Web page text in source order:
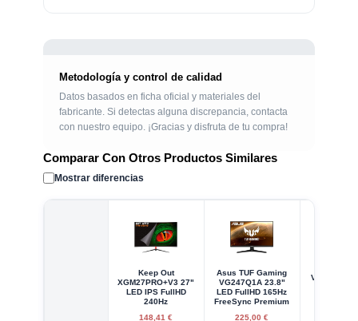
Metodología y control de calidad
Datos basados en ficha oficial y materiales del
fabricante. Si detectas alguna discrepancia, contacta
con nuestro equipo. ¡Gracias y disfruta de tu compra!
Comparar Con Otros Productos Similares
Mostrar diferencias
Keep Out
XGM27PRO+V3 27"
LED IPS FullHD
240Hz
148,41 €
Asus TUF Gaming
VG247Q1A 23.8"
LED FullHD 165Hz
FreeSync Premium
225,00 €
Viewsonic